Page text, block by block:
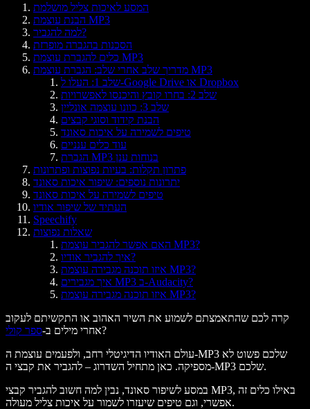
המסע לאיכות צליל מושלמת
הבנת עוצמת MP3
למה להגביר?
הסכנות בהגברה מופרזת
כלים להגברת עוצמת MP3
מדריך שלב אחרי שלב: הגברת עוצמת MP3
שלב 1: העלו ל-Google Drive או Dropbox
שלב 2: בחרו קובץ והיכנסו לאפשרויות
שלב 3: כוונו עוצמה אונליין
הבנת קידוד וסוגי קבצים
טיפים לשמירה על איכות סאונד
עוד כלים ענניים
הגברת MP3 בנוחות ענן
פתרון תקלות: בעיות נפוצות ופתרונות
יתרונות נוספים: שיפור איכות סאונד
טיפים לשמירה על איכות סאונד
העתיד של שיפור אודיו
Speechify
שאלות נפוצות
האם אפשר להגביר עוצמת MP3?
איך להגביר אודיו?
איזו תוכנה מגבירה עוצמת MP3?
איך מגבירים MP3 ב-Audacity?
איזו תוכנה מגבירה עוצמת MP3?
קרה לכם שהתאמצתם לשמוע את השיר האהוב או התקשיתם לעקוב
אחרי מילים ב-ספר קולי
?
עולם האודיו הדיגיטלי רחב, ולפעמים עוצמת ה-MP3 שלכם פשוט לא
מספיקה. כאן מתחיל השדרוג – להגביר את קבצי ה-MP3 שלכם.
במסע לשיפור סאונד, נבין למה חשוב להגביר קבצי MP3, באילו כלים זה
אפשרי, וגם טיפים שיעזרו לשמור על איכות צליל מעולה.